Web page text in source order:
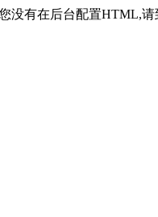
没有在后台配置HTML,